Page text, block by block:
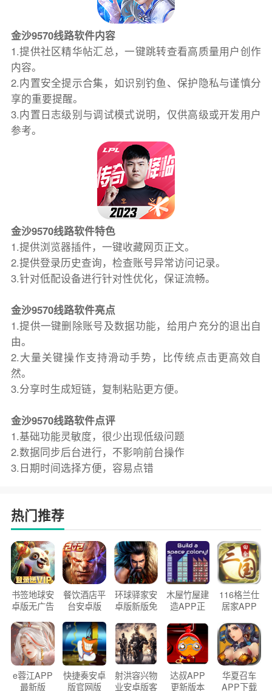
金沙9570线路软件内容
1.提供社区精华帖汇总，一键跳转查看高质量用户创作
内容。
2.内置安全提示合集，如识别钓鱼、保护隐私与谨慎分
享的重要提醒。
3.内置日志级别与调试模式说明，仅供高级或开发用户
参考。
金沙9570线路软件特色
1.提供浏览器插件，一键收藏网页正文。
2.提供登录历史查询，检查账号异常访问记录。
3.针对低配设备进行针对性优化，保证流畅。
金沙9570线路软件亮点
1.提供一键删除账号及数据功能，给用户充分的退出自
由。
2.大量关键操作支持滑动手势，比传统点击更高效自
然。
3.分享时生成短链，复制粘贴更方便。
金沙9570线路软件点评
1.基础功能灵敏度，很少出现低级问题
2.数据同步后台进行，不影响前台操作
3.日期时间选择方便，容易点错
热门推荐
书签地球安
卓版无广告
餐饮酒店平
台安卓版
环球驿家安
卓版新版免
木屋竹屋建
造APP正
116格兰仕
居家APP
e蓉江APP
最新版
快捷奏安卓
版官网版
射洪容兴物
业安卓版客
达叔APP
更新版本
华夏召车
APP下载